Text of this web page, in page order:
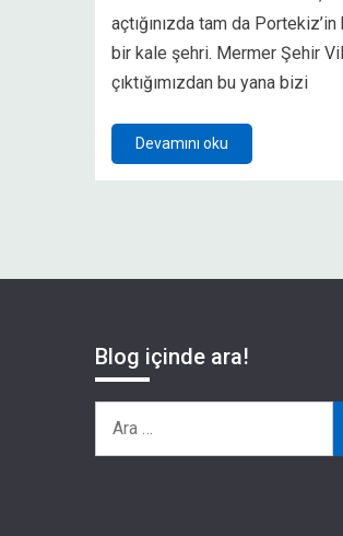
açtığınızda tam da
bir kale şehri. Mermer Şehir
çıktığımızdan bu yana bizi
Devamını oku
Blog içinde ara!